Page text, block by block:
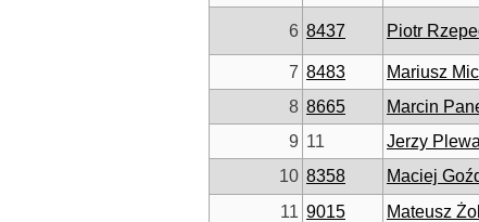
6 8437 Piotr
7 8483 Mariusz
8 8665 Marcin
9 11 Jerzy Plewa
10 8358 Maciej
11 9015 Mateusz